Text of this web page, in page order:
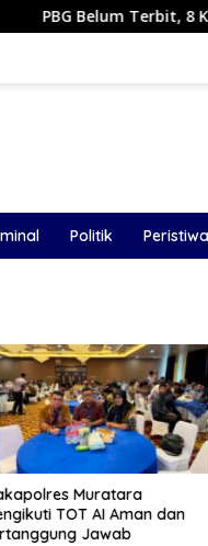
8 Kios di Jalan
Politik Peristiwa
Muratara
TOT AI Aman dan
Jawab